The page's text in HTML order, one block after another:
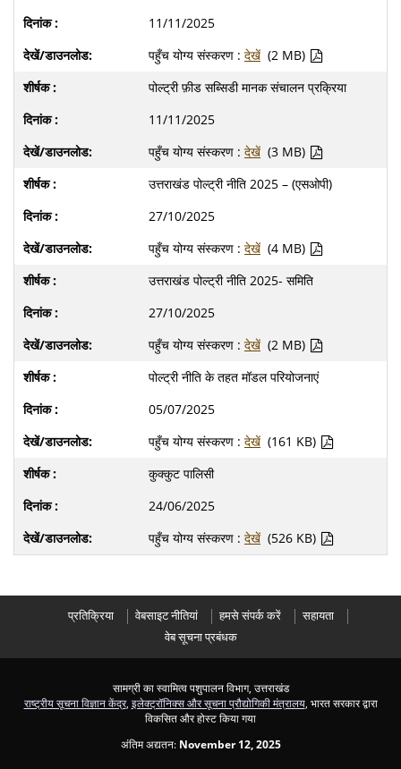
11/11/2025
पहुँच योग्य संस्करण : देखें (2 MB)
पोल्ट्री फ़ीड सब्सिडी मानक संचालन प्रक्रिया
11/11/2025
पहुँच योग्य संस्करण : देखें (3 MB)
उत्तराखंड पोल्ट्री नीति 2025 – (एसओपी)
27/10/2025
पहुँच योग्य संस्करण : देखें (4 MB)
उत्तराखंड पोल्ट्री नीति 2025- समिति
27/10/2025
पहुँच योग्य संस्करण : देखें (2 MB)
पोल्ट्री नीति के तहत मॉडल परियोजनाएं
05/07/2025
पहुँच योग्य संस्करण : देखें (161 KB)
कुक्कुट पालिसी
24/06/2025
पहुँच योग्य संस्करण : देखें (526 KB)
प्रतिक्रिया वेबसाइट नीतियां हमसे संपर्क करें
सहायता
वेब सूचना प्रबंधक
सामग्री का स्वामित्व पशुपालन विभाग, उत्तराखंड
राष्ट्रीय सूचना विज्ञान केंद्र, इलेक्ट्रॉनिक्स और सूचना प्रौद्योगिकी मंत्रालय, भारत सरकार द्वारा
विकसित और होस्ट किया गया
अंतिम अद्यतन: November 12, 2025